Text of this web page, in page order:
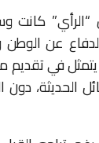
“الرأي” كانت
عن الوطن
يتمثلفيتقديم
الحديثة، دون